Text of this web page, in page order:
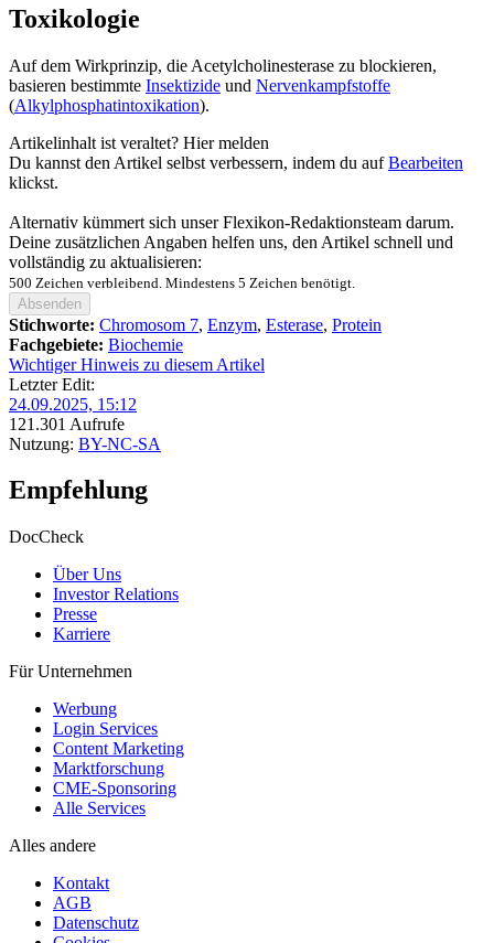
Toxikologie
Auf dem Wirkprinzip, die Acetylcholinesterase zu blockieren,
basieren bestimmte Insektizide und Nervenkampfstoffe
(Alkylphosphatintoxikation).
Artikelinhalt ist veraltet? Hier melden
Du kannst den Artikel selbst verbessern, indem du aufBearbeiten
klickst.
Alternativ kümmert sich unser Flexikon-Redaktionsteam darum.
Deine zusätzlichen Angaben helfen uns, den Artikel schnell und
vollständig zu aktualisieren:
500 Zeichen verbleibend. Mindestens 5 Zeichen benötigt.
Absenden
Stichworte: Chromosom 7, Enzym, Esterase, Protein
Fachgebiete: Biochemie
Wichtiger Hinweis zu diesem Artikel
Letzter Edit:
24.09.2025, 15:12
121.301 Aufrufe
Nutzung: BY-NC-SA
Empfehlung
DocCheck
Über Uns
Investor Relations
Presse
Karriere
Für Unternehmen
Werbung
Login Services
Content Marketing
Marktforschung
CME-Sponsoring
Alle Services
Alles andere
Kontakt
AGB
Datenschutz